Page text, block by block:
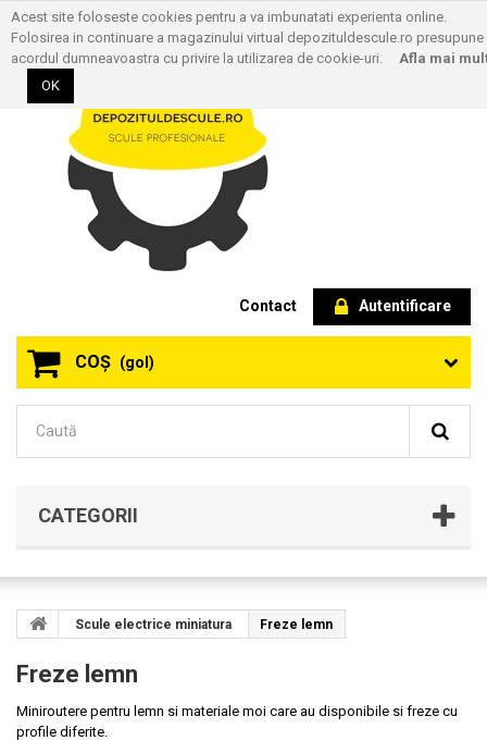
Autentificare
Contact
COŞ (gol)
CATEGORII
Scule electrice miniatura Freze lemn
Freze lemn
Miniroutere pentru lemn si materiale moi care au disponibile si freze cu
profile diferite.
Acest site foloseste cookies pentru a va imbunatati experienta online.
Folosirea in continuare a magazinului virtual depozituldescule.ro presupune
acordul dumneavoastra cu privire la utilizarea de cookie-uri. Afla mai
OK